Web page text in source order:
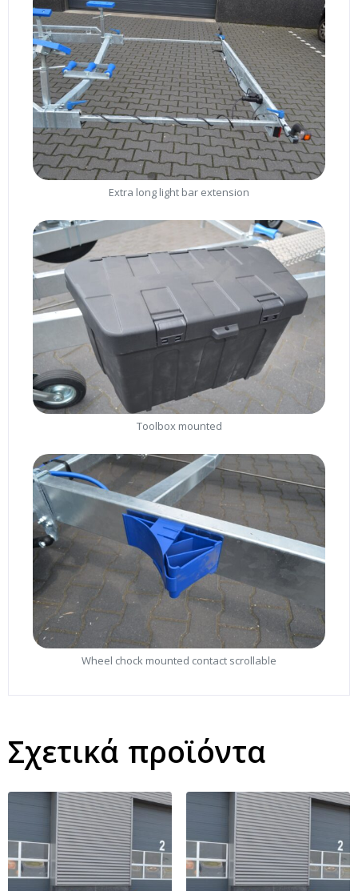
Extra long light bar extension
Toolbox mounted
Wheel chock mounted contact scrollable
Σχετικά προϊόντα